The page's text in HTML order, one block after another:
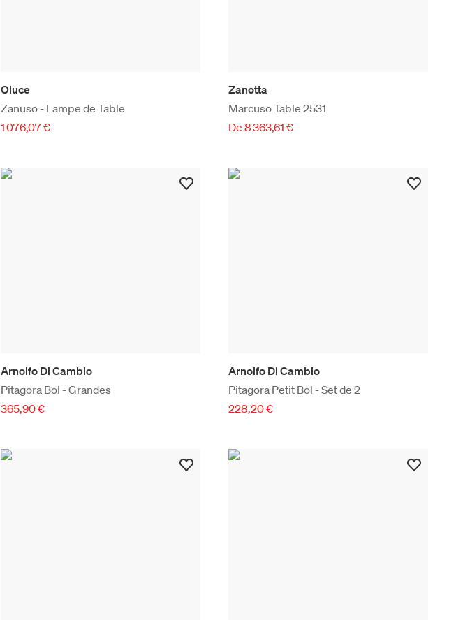
Oluce
Zanuso - Lampe de Table
1 076,07 €
Zanotta
Marcuso Table 2531
De 8 363,61 €
Arnolfo Di Cambio
Pitagora Bol - Grandes
365,90 €
Arnolfo Di Cambio
Pitagora Petit Bol - Set de 2
228,20 €